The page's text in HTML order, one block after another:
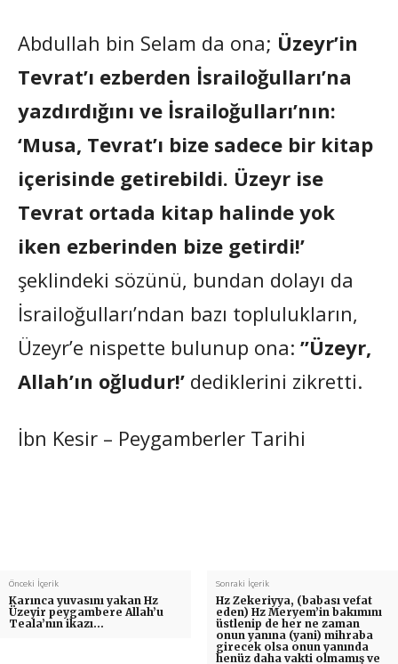
Abdullah bin Selam da ona; Üzeyr’in
Tevrat’ı ezberden İsrailoğulları’na
yazdırdığını ve İsrailoğulları’nın:
‘Musa, Tevrat’ı bize sadece bir kitap
içerisinde getirebildi. Üzeyr ise
Tevrat ortada kitap halinde yok
iken ezberinden bize getirdi!’
şeklindeki sözünü, bundan dolayı da
İsrailoğulları’ndan bazı toplulukların,
Üzeyr’e nispette bulunup ona: ”Üzeyr,
Allah’ın oğludur!’ dediklerini zikretti.
İbn Kesir – Peygamberler Tarihi
Önceki İçerik
Karınca yuvasını yakan Hz
Üzeyir peygambere Allah’u
Teala’nın ikazı…
Sonraki İçerik
Hz Zekeriyya, (babası vefat
eden) Hz Meryem’in bakımını
üstlenip de her ne zaman
onun yanına (yani) mihraba
girecek olsa onun yanında
henüz daha vakti olmamış ve